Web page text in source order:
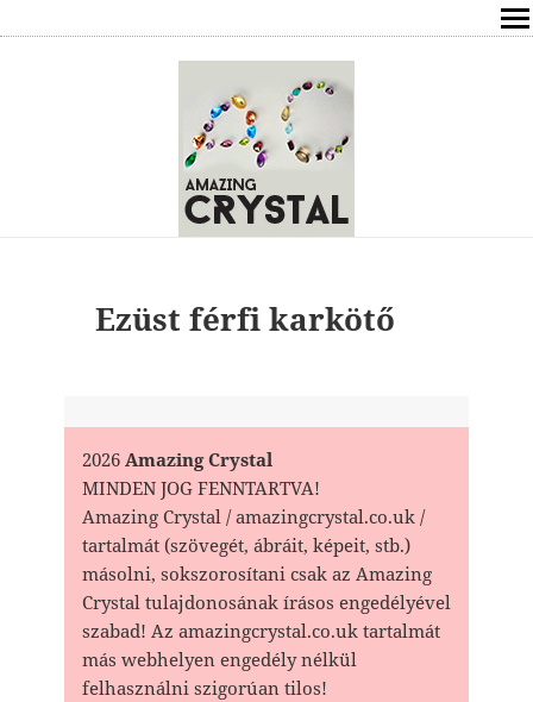
ÍRÁSOK
ÁSVÁNYOK HATÁSAI
ELÉRHETŐSÉG
VÁSÁRLÁS / KOSÁR
Ezüst férfi karkötő
2026Amazing Crystal
MINDEN JOG FENNTARTVA!
Amazing Crystal / amazingcrystal.co.uk /
tartalmát (szövegét, ábráit, képeit, stb.)
másolni, sokszorosítani csak az Amazing
Crystal tulajdonosának írásos engedélyével
szabad! Az amazingcrystal.co.uk tartalmát
más webhelyen engedély nélkül
felhasználni szigorúan tilos!